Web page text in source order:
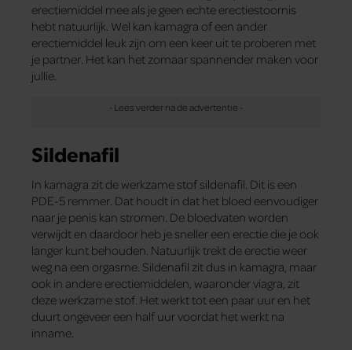
erectiemiddel mee als je geen echte erectiestoornis
hebt natuurlijk. Wel kan kamagra of een ander
erectiemiddel leuk zijn om een keer uit te proberen met
je partner. Het kan het zomaar spannender maken voor
jullie.
Sildenafil
In kamagra zit de werkzame stof sildenafil. Dit is een
PDE-5 remmer. Dat houdt in dat het bloed eenvoudiger
naar je penis kan stromen. De bloedvaten worden
verwijdt en daardoor heb je sneller een erectie die je ook
langer kunt behouden. Natuurlijk trekt de erectie weer
weg na een orgasme. Sildenafil zit dus in kamagra, maar
ook in andere erectiemiddelen, waaronder viagra, zit
deze werkzame stof. Het werkt tot een paar uur en het
duurt ongeveer een half uur voordat het werkt na
inname.